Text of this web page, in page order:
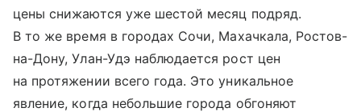
цены снижаются уже шестой месяц подряд.
В то же время в городах Сочи, Махачкала, Ростов-
на-Дону, Улан-Удэ наблюдается рост цен
на протяжении всего года. Это уникальное
явление, когда небольшие города обгоняют